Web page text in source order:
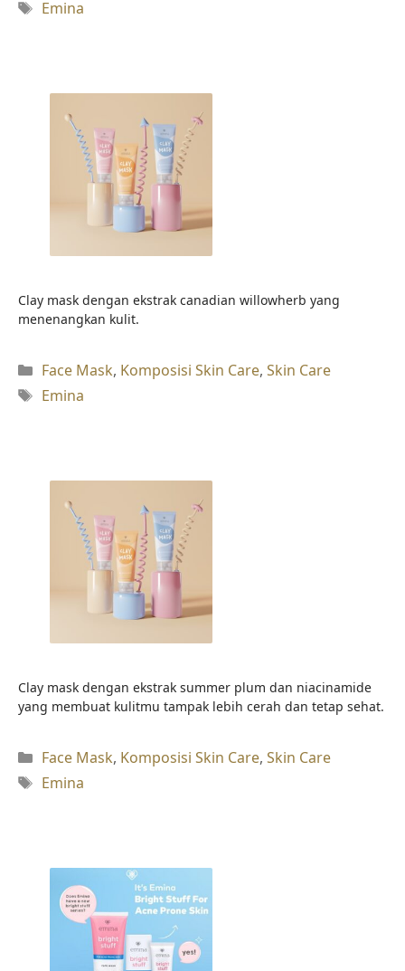
Tag
Emina
Clay mask dengan ekstrak canadian willowherb yang
menenangkan kulit.
Kategori
Face Mask, Komposisi Skin Care, Skin Care
Tag
Emina
Clay mask dengan ekstrak summer plum dan niacinamide
yang membuat kulitmu tampak lebih cerah dan tetap sehat.
Kategori
Face Mask, Komposisi Skin Care, Skin Care
Tag
Emina